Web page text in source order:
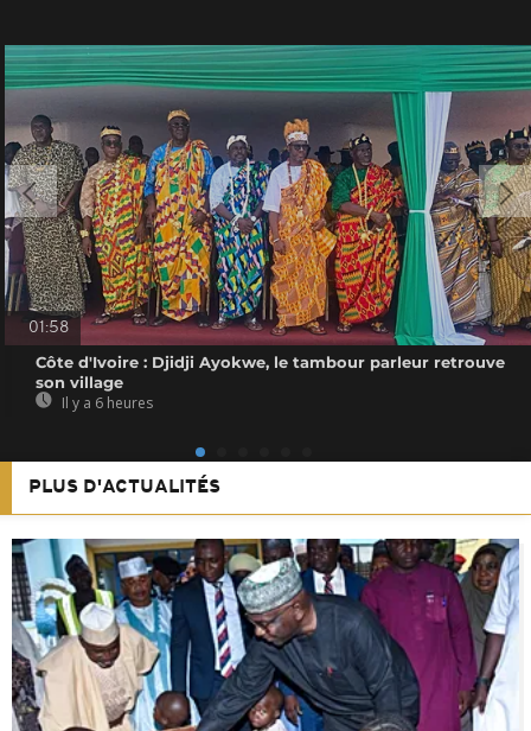
01:58
Côte d'Ivoire : Djidji Ayokwe, le tambour parleur retrouve
son village
Il y a 6 heures
PLUS D'ACTUALITÉS